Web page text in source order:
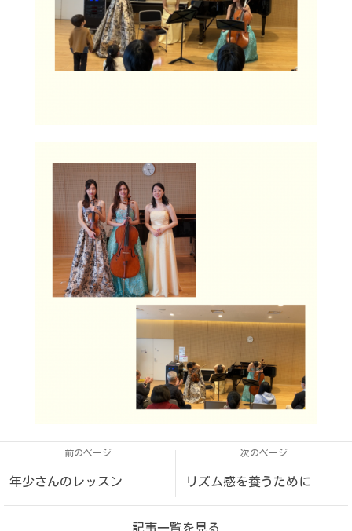
前のページ
年少さんのレッスン
次のページ
リズム感を養うために
記事一覧を見る